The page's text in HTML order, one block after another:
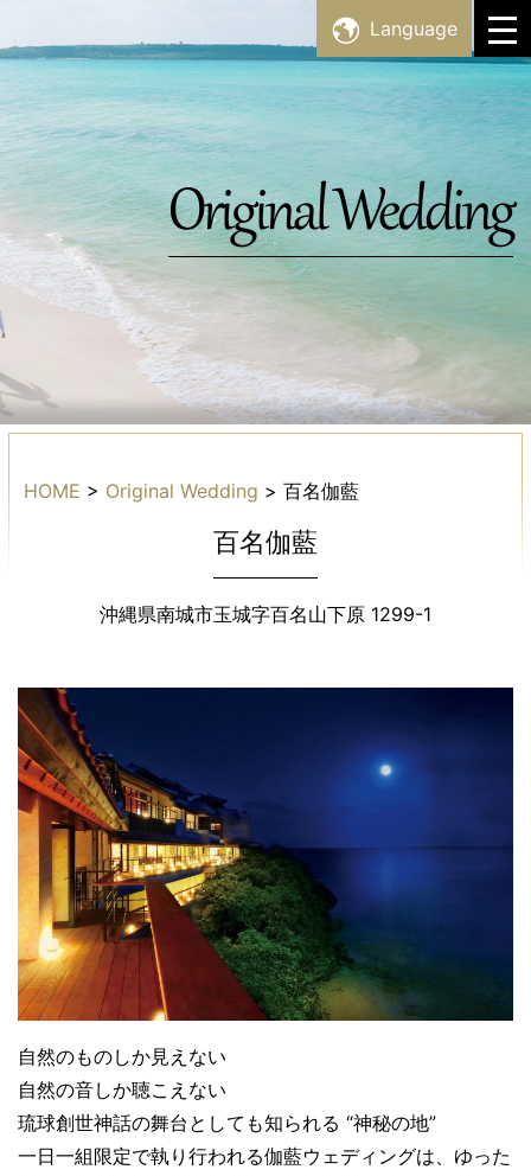
to
content
Facility List
Topics
Language
Original Wedding
HOME > Original Wedding > 百名伽藍
百名伽藍
沖縄県南城市玉城字百名山下原 1299-1
自然のものしか見えない
自然の音しか聴こえない
琉球創世神話の舞台としても知られる “神秘の地”
一日一組限定で執り行われる伽藍ウェディングは、ゆった